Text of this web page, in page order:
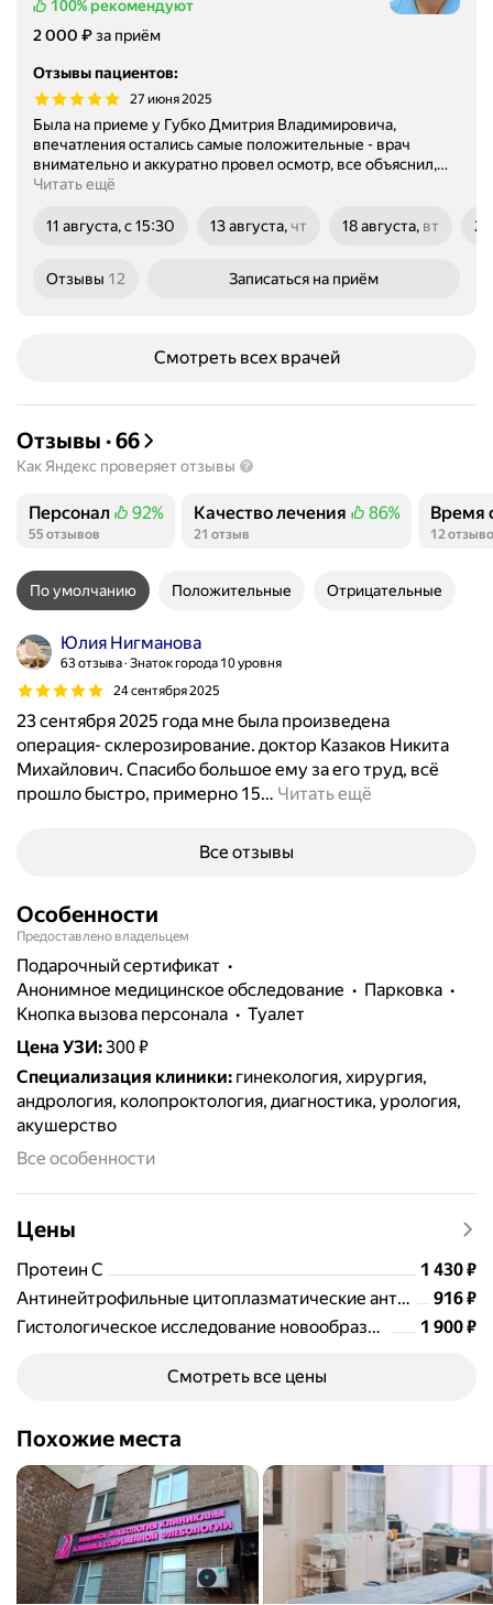
100% рекомендуют
Цена
2000
2 000 ₽за приём
Отзывы пациентов:
27 июня 2025
Была на приеме у Губко Дмитрия Владимировича,
впечатления остались самые положительные - врач
внимательно и аккуратно провел осмотр, все объяснил,…
Читать ещё
11 августа, с 15:30 13 августа, чт
18 августа, вт
Отзывы 12 Записаться на приём
Смотреть всех врачей
Отзывы ·66
Как Яндекс проверяет отзывы
Персонал
Положительных отзывов
92%
55 отзывов
Качество лечения
Положительных отзывов
86%
21 отзыв
Время
12
По умолчанию Положительные Отрицательные
Юлия Нигманова
63 отзыва Знаток города 10 уровня
24 сентября 2025
23 сентября 2025 года мне была произведена
операция- склерозирование. доктор Казаков Никита
Михайлович. Спасибо большое ему за его труд, всё
прошло быстро, примерно 15… Читать ещё
Все отзывы
Особенности
Предоставлено владельцем
подарочный сертификат
анонимное медицинское обследование
парковка
кнопка вызова персонала
туалет
Цена УЗИ:300 ₽
Специализация клиники: гинекология, хирургия,
андрология, колопроктология, диагностика, урология,
акушерство
Все особенности
Цены
Протеин С Цена
1430
1 430₽
Антинейтрофильные цитоплазматические антитела, IgG (ANCA), Combi 6 (к протеиназе 3, лактоферрину, миелопероксидазе, эластазе, катепсину G, бактерицидному белку, повышающему проницаемость (BPI))
Цена
916₽
Гистологическое исследование новообразований кожи (невусы, папилломы, липомы и п
Цена
1900
1 900₽
Смотреть все цены
Похожие места